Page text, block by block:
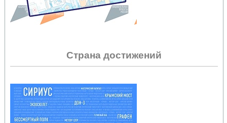
Страна достижений